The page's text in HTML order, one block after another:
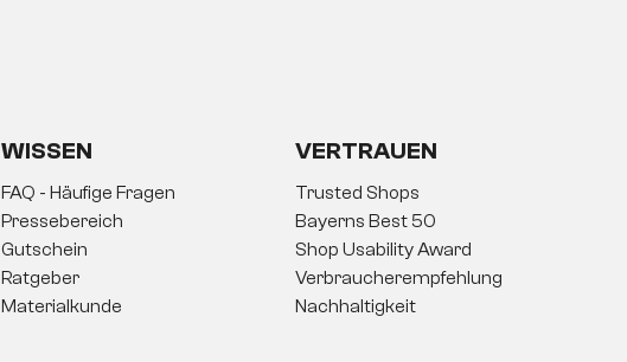
WISSEN
FAQ - Häufige Fragen
Pressebereich
Gutschein
Ratgeber
Materialkunde
VERTRAUEN
Trusted Shops
Bayerns Best 50
Shop Usability Award
Verbraucherempfehlung
Nachhaltigkeit